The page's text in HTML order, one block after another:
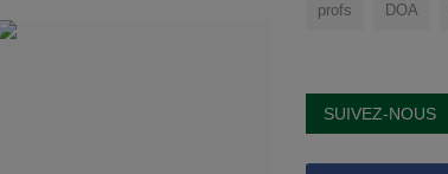
profs DOA
SUIVEZ-NOUS